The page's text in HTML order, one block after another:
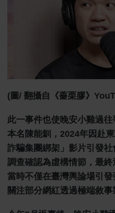
(圖/ 翻攝自《薔栗膠》
此一事件也使晚安小雞過
本名陳能釧，2024年因赴
詐騙集團綁架」影片引發
調查確認為虛構情節，最
當時不僅在臺灣輿論場引
關注部分網紅透過極端敘事